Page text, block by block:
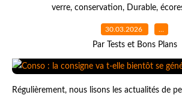
verre, conservation, Durable,
30.03.2026 …
Par Tests et Bons Plans
Régulièrement, nous lisons les actualités de